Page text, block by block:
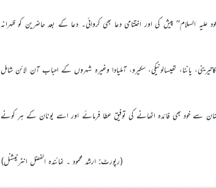
السلام‘‘ پیش کی اور اختتامی دعا بھی کروائی۔ دعا کے بعد حاضرین کو ظہرانہ
پرگوس، تھیوا، کاتیرینی، یاننا، تھیسالونیکی، سکیرو، آملیادا وغیرہ شہروں کے احباب آن لائن شامل
سے خود بھی فائدہ اٹھانے کی توفیق عطا فرمائے اور اسے یونان کے ہر کونے
(رپورٹ: ارشد محمود ۔ نمائندہ الفضل انٹرنیشنل)